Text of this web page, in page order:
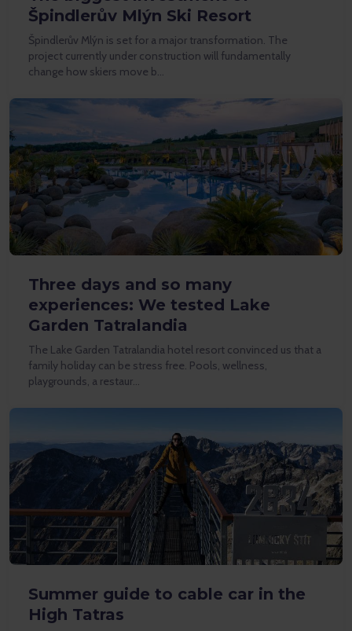
Špindlerův Mlýn Ski Resort
Špindlerův Mlýn is set for a major transformation. The
project currently under construction will fundamentally
change how skiers move b…
Three days and so many
experiences: We tested Lake
Garden Tatralandia
The Lake Garden Tatralandia hotel resort convinced us that a
family holiday can be stress free. Pools, wellness,
playgrounds, a restaur…
Summer guide to cable car in the
High Tatras